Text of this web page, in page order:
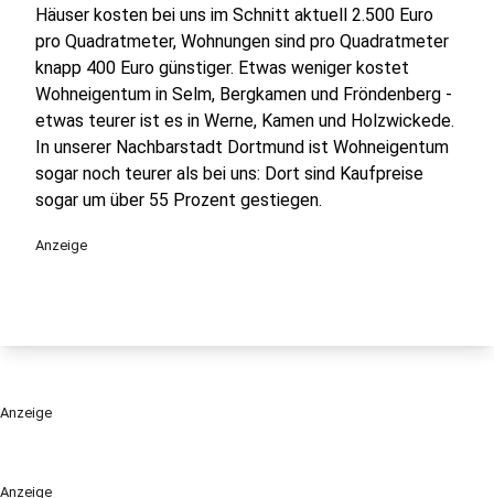
Anzeige
Häuser kosten bei uns im Schnitt aktuell 2.500 Euro
pro Quadratmeter, Wohnungen sind pro Quadratmeter
knapp 400 Euro günstiger. Etwas weniger kostet
Wohneigentum in Selm, Bergkamen und Fröndenberg -
etwas teurer ist es in Werne, Kamen und Holzwickede.
In unserer Nachbarstadt Dortmund ist Wohneigentum
sogar noch teurer als bei uns: Dort sind Kaufpreise
sogar um über 55 Prozent gestiegen.
Anzeige
Anzeige